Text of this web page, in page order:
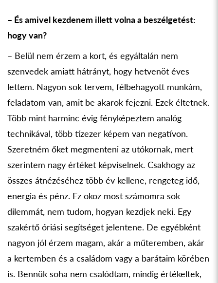
– És amivel kezdenem illett volna a beszélgetést:
hogy van?
– Belül nem érzem a kort, és egyáltalán nem
szenvedek amiatt hátrányt, hogy hetvenöt éves
lettem. Nagyon sok tervem, félbehagyott munkám,
feladatom van, amit be akarok fejezni. Ezek éltetnek.
Több mint harminc évig fényképeztem analóg
technikával, több tízezer képem van negatívon.
Szeretném őket megmenteni az utókornak, mert
szerintem nagy értéket képviselnek. Csakhogy az
összes átnézéséhez több év kellene, rengeteg idő,
energia és pénz. Ez okoz most számomra sok
dilemmát, nem tudom, hogyan kezdjek neki. Egy
szakértő óriási segítséget jelentene. De egyébként
nagyon jól érzem magam, akár a műteremben, akár
a kertemben és a családom vagy a barátaim körében
is. Bennük soha nem csalódtam, mindig értékeltek,